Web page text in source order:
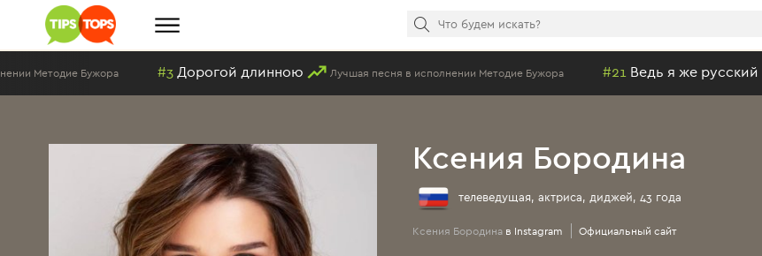
Методие Бужора Дорогой длинною Лучшая песня в исполнении Методие Бужора #21 Ведь я же русский
Ксения Бородина
телеведущая, актриса, диджей, 43 года
Ксения Бородина в Instagram Официальный сайт